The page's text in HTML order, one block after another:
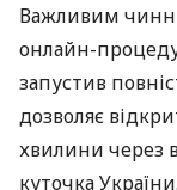
Важливим
онлайн-
запустив
дозволяє
хвилини через
куточка України.